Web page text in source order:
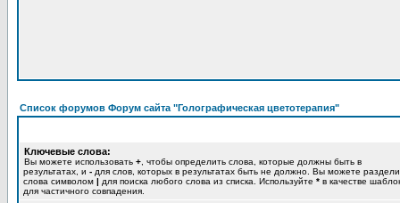
Список форумов Форум сайта "Голографическая цветотерапия"
Ключевые слова:
Вы можете использовать + , чтобы определить слова, которые должны быть в
результатах, и - для слов, которых в результатах быть не должно. Вы можете
слова символом | для поиска любого слова из списка. Используйте * в качестве
для частичного совпадения.